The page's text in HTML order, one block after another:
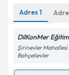
Kişisel
Adres 1
DilKonMer
Şirinevler Mahallesi
Bahçelievler